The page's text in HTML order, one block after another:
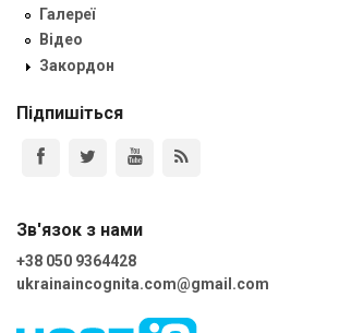
Галереї
Відео
Закордон
Підпишіться
Зв'язок з нами
+38 050 9364428
ukrainaincognita.com@gmail.com